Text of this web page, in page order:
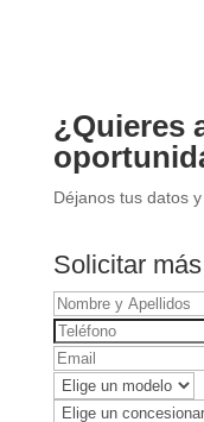
¿Quieres
Déjanos tus datos
Solicitar
Nombre
y
Apellidos
Teléfono
Email
Modelo
de
Concesionario